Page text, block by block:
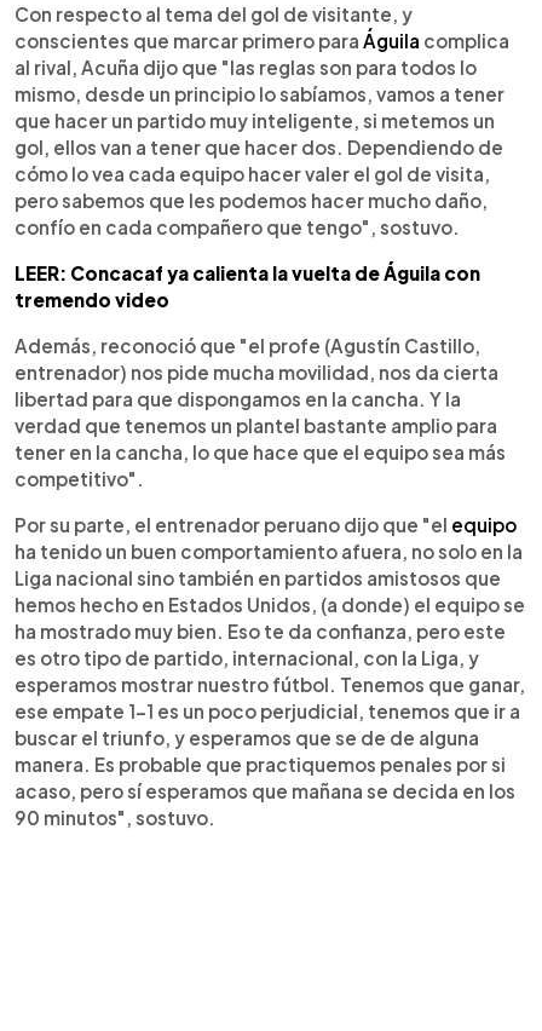
Con respecto al tema del gol de visitante, y
conscientes que marcar primero para Águila complica
al rival, Acuña dijo que "las reglas son para todos lo
mismo, desde un principio lo sabíamos, vamos a tener
que hacer un partido muy inteligente, si metemos un
gol, ellos van a tener que hacer dos. Dependiendo de
cómo lo vea cada equipo hacer valer el gol de visita,
pero sabemos que les podemos hacer mucho daño,
confío en cada compañero que tengo", sostuvo.
LEER: Concacaf ya calienta la vuelta de Águila con
tremendo video
Además, reconoció que "el profe (Agustín Castillo,
entrenador) nos pide mucha movilidad, nos da cierta
libertad para que dispongamos en la cancha. Y la
verdad que tenemos un plantel bastante amplio para
tener en la cancha, lo que hace que el equipo sea más
competitivo".
Por su parte, el entrenador peruano dijo que "el equipo
ha tenido un buen comportamiento afuera, no solo en la
Liga nacional sino también en partidos amistosos que
hemos hecho en Estados Unidos, (a donde) el equipo se
ha mostrado muy bien. Eso te da confianza, pero este
es otro tipo de partido, internacional, con la Liga, y
esperamos mostrar nuestro fútbol. Tenemos que ganar,
ese empate 1-1 es un poco perjudicial, tenemos que ir a
buscar el triunfo, y esperamos que se de de alguna
manera. Es probable que practiquemos penales por si
acaso, pero sí esperamos que mañana se decida en los
90 minutos", sostuvo.